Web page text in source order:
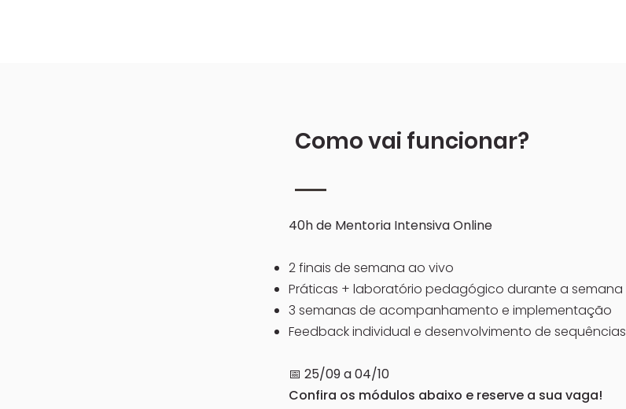
Como vai funcionar?
40h de Mentoria Intensiva Online
2 finais de semana ao vivo
Práticas + laboratório pedagógico durante a semana
3 semanas de acompanhamento e implementação
Feedback individual e desenvolvimento de sequências
📅 25/09 a 04/10
Confira os módulos abaixo e reserve a sua vaga!